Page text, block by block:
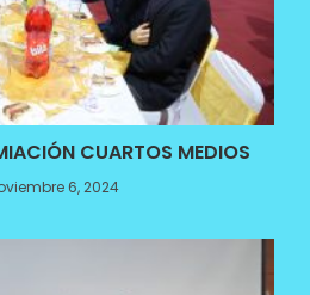
CUARTOS MEDIOS
6, 2024